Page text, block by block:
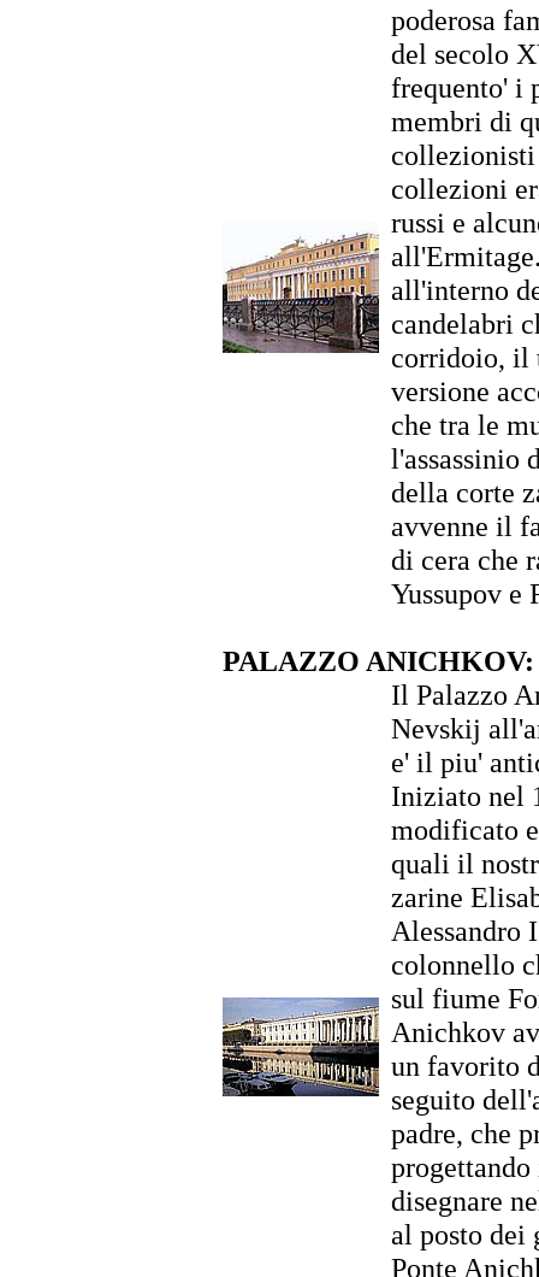
poderosa
del secolo
frequento' i
membri di
collezionisti
collezioni
russi e
all'interno
candelabri
corridoio, il
versione
che tra le
l'assassinio
della corte
avvenne il
di cera che
Yussupov e
PALAZZO ANICHKOV:
Il Palazzo
Nevskij
e' il piu'
Iniziato nel
modificato
quali il
zarine
Alessandro
colonnello
sul fiume
Anichkov
un favorito
seguito
padre, che
disegnare
al posto
Ponte